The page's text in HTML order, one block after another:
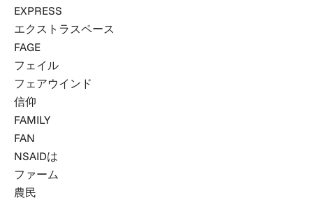
EXPRESS
エクストラスペース
FAGE
フェイル
フェアウインド
信仰
FAMILY
FAN
NSAIDは
ファーム
農民